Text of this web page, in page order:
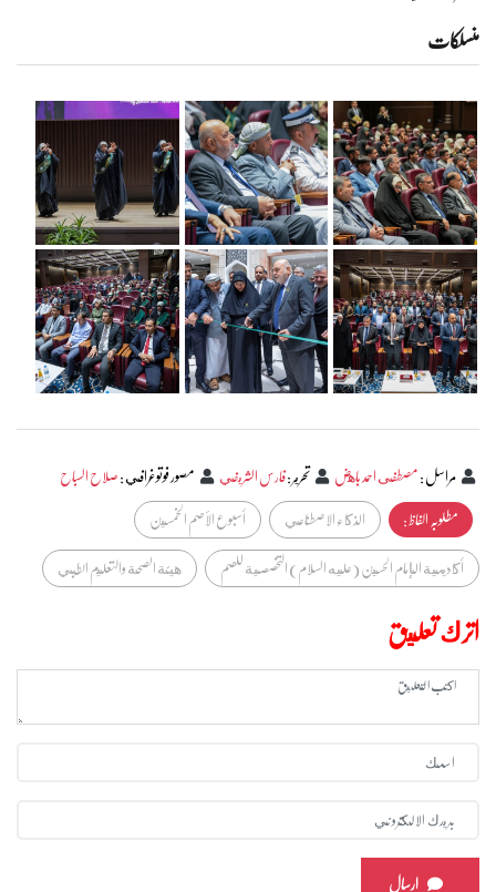
منسلکات
مراسل:مصطفى احمد باهض تحرير:فارس الشريفي مصور فوتوغرافي:صلاح السباح
مطلوبہ الفاظ :
الذكاء الاصطناعي
أسبوع الأصم الخمسين
أكاديمية الإمام الحسين (عليه السلام) التخصصية للصم
هيئة الصحة والتعليم الطبي
اترك تعليق
ارسال